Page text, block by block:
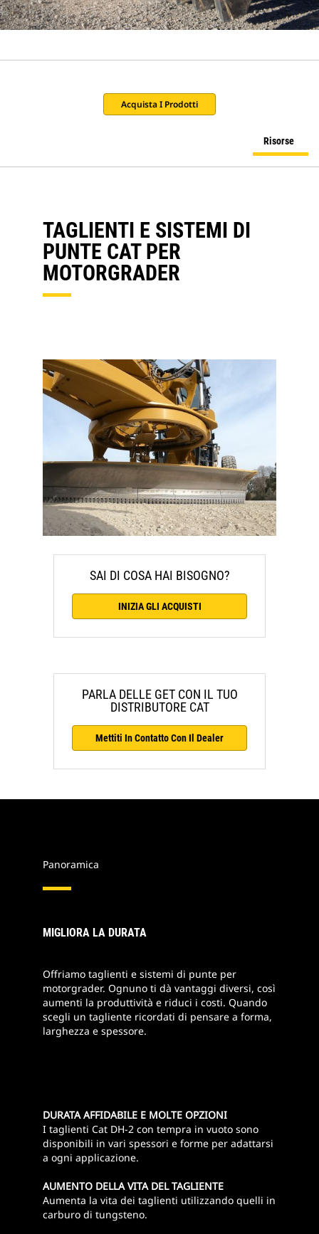
Acquista I Prodotti
Risorse
TAGLIENTI E SISTEMI DI
PUNTE CAT PER
MOTORGRADER
SAI DI COSA HAI BISOGNO?
INIZIA GLI ACQUISTI
PARLA DELLE GET CON IL TUO
DISTRIBUTORE CAT
Mettiti In Contatto Con Il Dealer
Panoramica
MIGLIORA LA DURATA
Offriamo taglienti e sistemi di punte per
motorgrader. Ognuno ti dà vantaggi diversi, così
aumenti la produttività e riduci i costi. Quando
scegli un tagliente ricordati di pensare a forma,
larghezza e spessore.
DURATA AFFIDABILE E MOLTE OPZIONI
I taglienti Cat DH-2 con tempra in vuoto sono
disponibili in vari spessori e forme per adattarsi
a ogni applicazione.
AUMENTO DELLA VITA DEL TAGLIENTE
Aumenta la vita dei taglienti utilizzando quelli in
carburo di tungsteno.